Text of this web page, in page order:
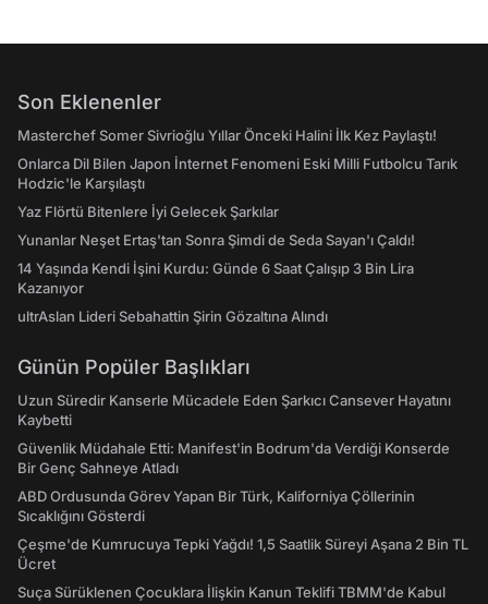
Son Eklenenler
Masterchef Somer Sivrioğlu Yıllar Önceki Halini İlk Kez Paylaştı!
Onlarca Dil Bilen Japon İnternet Fenomeni Eski Milli Futbolcu Tarık
Hodzic'le Karşılaştı
Yaz Flörtü Bitenlere İyi Gelecek Şarkılar
Yunanlar Neşet Ertaş'tan Sonra Şimdi de Seda Sayan'ı Çaldı!
14 Yaşında Kendi İşini Kurdu: Günde 6 Saat Çalışıp 3 Bin Lira
Kazanıyor
ultrAslan Lideri Sebahattin Şirin Gözaltına Alındı
Günün Popüler Başlıkları
Uzun Süredir Kanserle Mücadele Eden Şarkıcı Cansever Hayatını
Kaybetti
Güvenlik Müdahale Etti: Manifest'in Bodrum'da Verdiği Konserde
Bir Genç Sahneye Atladı
ABD Ordusunda Görev Yapan Bir Türk, Kaliforniya Çöllerinin
Sıcaklığını Gösterdi
Çeşme'de Kumrucuya Tepki Yağdı! 1,5 Saatlik Süreyi Aşana 2 Bin TL
Ücret
Suça Sürüklenen Çocuklara İlişkin Kanun Teklifi TBMM'de Kabul